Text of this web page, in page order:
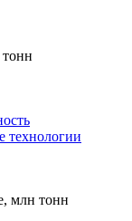
млн тонн